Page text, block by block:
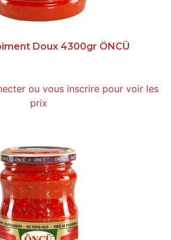
Doux 4300gr ÖNCÜ
ou vous inscrire pour voir les
prix